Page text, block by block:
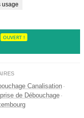
usage
OUVERT !
Canalisation ·
de Débouchage ·